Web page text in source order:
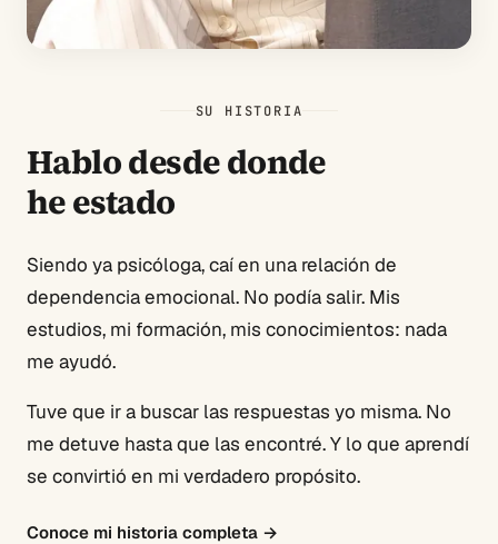
SU HISTORIA
Hablo desde donde
he estado
Siendo ya psicóloga, caí en una relación de
dependencia emocional. No podía salir. Mis
estudios, mi formación, mis conocimientos: nada
me ayudó.
Tuve que ir a buscar las respuestas yo misma. No
me detuve hasta que las encontré. Y lo que aprendí
se convirtió en mi verdadero propósito.
Conoce mi historia completa →